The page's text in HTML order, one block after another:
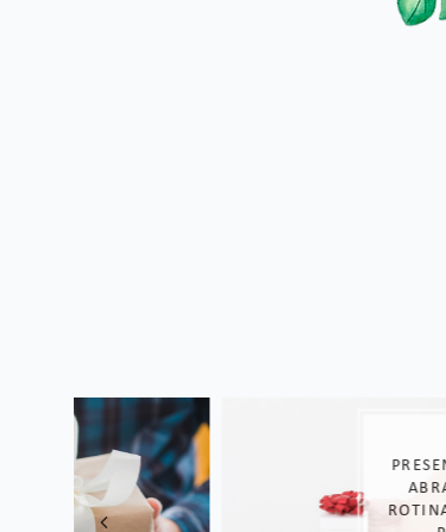
ABRAÇAM A
ROTINA: 3 ITENS